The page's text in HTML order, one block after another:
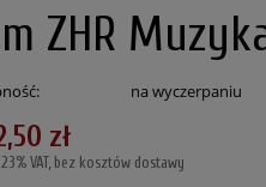
ZHR
na wyczerpaniu
zł
VAT, bez kosztów dostawy